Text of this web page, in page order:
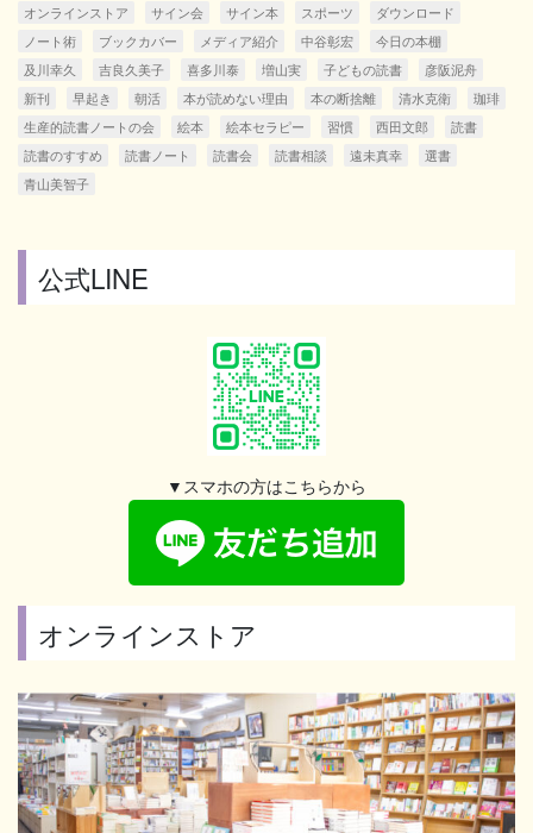
オンラインストア
サイン会 サイン本 スポーツ
ダウンロード
ノート術
ブックカバー メディア紹介 中谷彰宏
今日の本棚
及川幸久
吉良久美子 喜多川泰 増山実 子どもの読書
彦阪泥舟
新刊
早起き 朝活 本が読めない理由 本の断捨離 清水克衛
珈琲
生産的読書ノートの会
絵本 絵本セラピー 習慣 西田文郎
読書
読書のすすめ
読書ノート 読書会 読書相談 遠未真幸
選書
青山美智子
公式LINE
▼スマホの方はこちらから
オンラインストア